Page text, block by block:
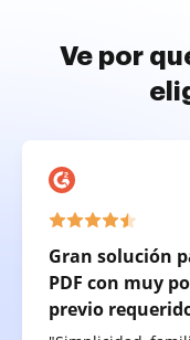
Ve por
Gran solución
PDF con muy
previo